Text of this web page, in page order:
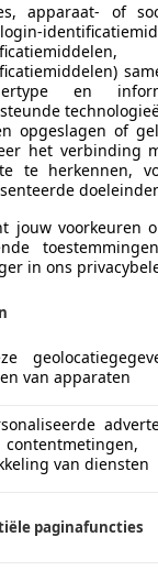
emissie
apparaat- of
en
opgeslagen of
het verbinding
te herkennen,
jouw voorkeuren
in ons
van apparaten
van diensten
paginafuncties